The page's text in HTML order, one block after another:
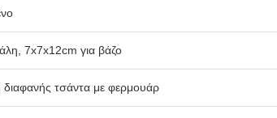
7x7x12cm για βάζο
τσάντα με φερμουάρ